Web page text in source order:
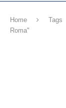
Home Tags
Roma"